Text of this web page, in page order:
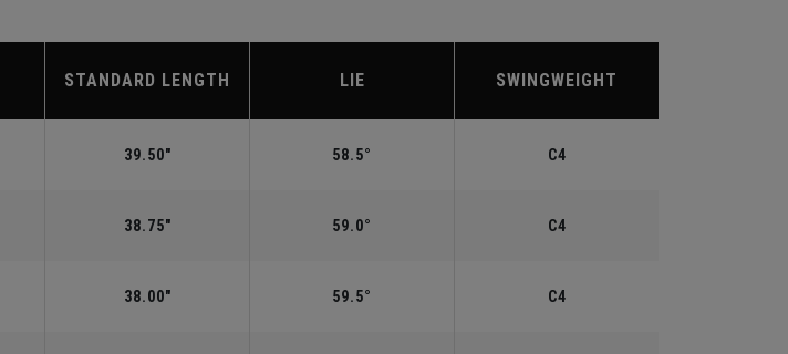
STANDARD LENGTH LIE SWINGWEIGHT
39.50" 58.5° C4
38.75" 59.0° C4
38.00" 59.5° C4